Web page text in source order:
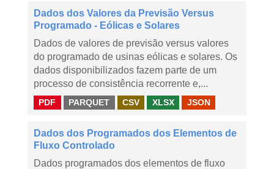
Dados dos Valores da Previsão Versus
Programado - Eólicas e Solares
Dados de valores de previsão versus valores
do programado de usinas eólicas e solares. Os
dados disponibilizados fazem parte de um
processo de consistência recorrente e,...
PDF PARQUET CSV XLSX JSON
Dados dos Programados dos Elementos de
Fluxo Controlado
Dados programados dos elementos de fluxo